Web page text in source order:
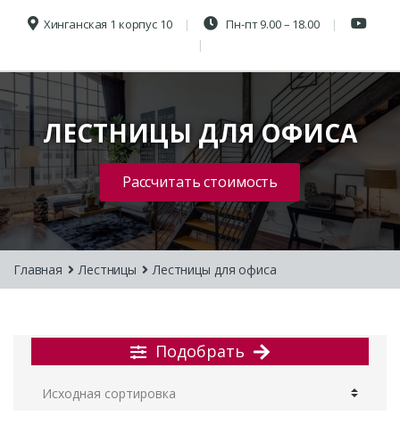
Хинганская 1 корпус 10 Пн-пт 9.00 – 18.00
ЛЕСТНИЦЫ ДЛЯ ОФИСА
Рассчитать стоимость
Главная Лестницы Лестницы для офиса
Подобрать